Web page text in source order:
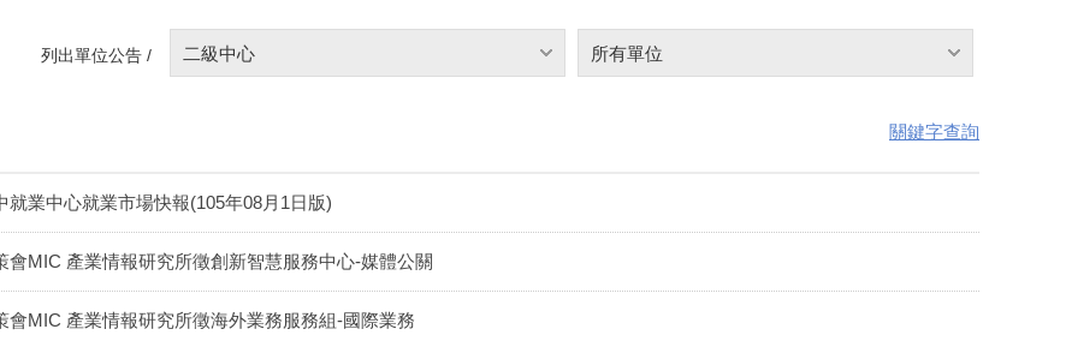
列出單位公告 / 二級中心 所有單位
關鍵字查詢
就業中心就業市場快報(105年08月1日版)
會MIC 產業情報研究所徵創新智慧服務中心-媒體公關
會MIC 產業情報研究所徵海外業務服務組-國際業務